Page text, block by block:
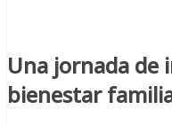
Una jornada de
bienestar